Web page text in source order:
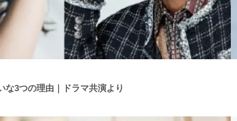
な3つの理由｜ドラマ共演より